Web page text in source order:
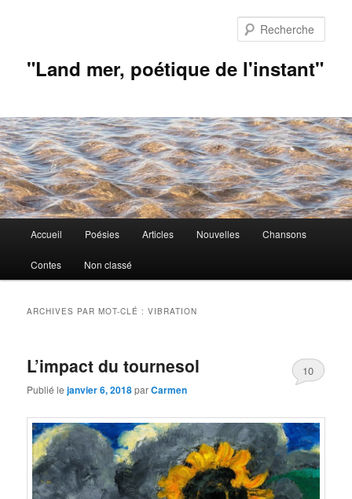
"Land mer, poétique de l'instant"
principal
Accueil Poésies Articles Nouvelles Chansons
Contes Non classé
ARCHIVES PAR MOT-CLÉ :VIBRATION
L’impact du tournesol
Publié lejanvier 6, 2018parCarmen
10